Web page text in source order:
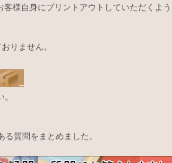
客様自身にプリントアウトしていただくよう
りません。
質問をまとめました。